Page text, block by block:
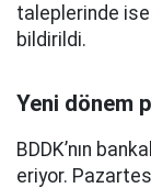
taleplerinde ise
bildirildi.
Yeni dönem
BDDK’nın
eriyor.